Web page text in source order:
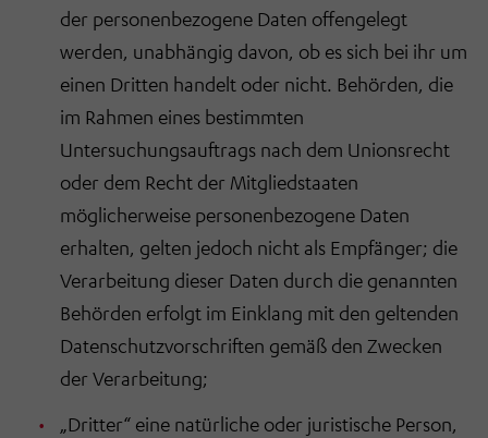
der personenbezogene Daten offengelegt
werden, unabhängig davon, ob es sich bei ihr um
einen Dritten handelt oder nicht. Behörden, die
im Rahmen eines bestimmten
Untersuchungsauftrags nach dem Unionsrecht
oder dem Recht der Mitgliedstaaten
möglicherweise personenbezogene Daten
erhalten, gelten jedoch nicht als Empfänger; die
Verarbeitung dieser Daten durch die genannten
Behörden erfolgt im Einklang mit den geltenden
Datenschutzvorschriften gemäß den Zwecken
der Verarbeitung;
„Dritter“ eine natürliche oder juristische Person,